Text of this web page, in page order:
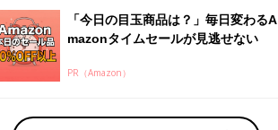
「今日の目玉商品は？」毎日変わるA
mazonタイムセールが見逃せない
PR（Amazon）